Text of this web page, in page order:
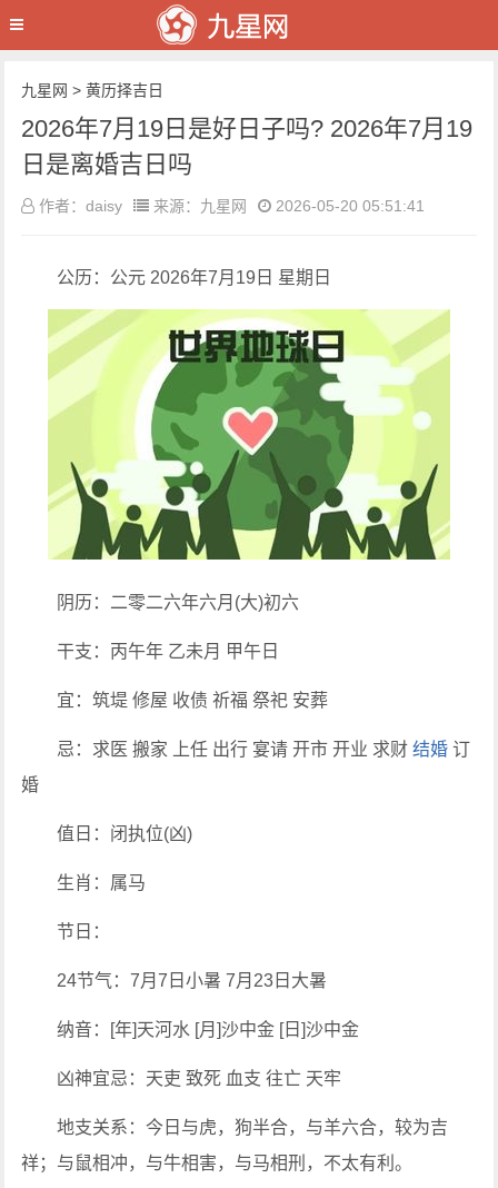
九星网 >黄历择吉日
2026年7月19日是好日子吗? 2026年7月19
日是离婚吉日吗
作者：daisy 来源：九星网 2026-05-20 05:51:41
公历：公元 2026年7月19日 星期日
阴历：二零二六年六月(大)初六
干支：丙午年 乙未月 甲午日
宜：筑堤 修屋 收债 祈福 祭祀 安葬
忌：求医 搬家 上任 出行 宴请 开市 开业 求财结婚 订
婚
值日：闭执位(凶)
生肖：属马
节日：
24节气：7月7日小暑 7月23日大暑
纳音：[年]天河水 [月]沙中金 [日]沙中金
凶神宜忌：天吏 致死 血支 往亡 天牢
地支关系：今日与虎，狗半合，与羊六合，较为吉
祥；与鼠相冲，与牛相害，与马相刑，不太有利。